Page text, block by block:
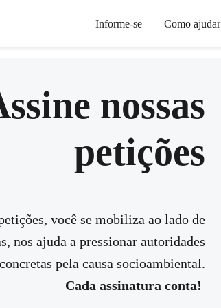
Informe-se Como ajudar
nossas
petições
você se mobiliza ao lado de
nos ajuda a pressionar autoridades
pela causa socioambiental.
Cada assinatura conta!